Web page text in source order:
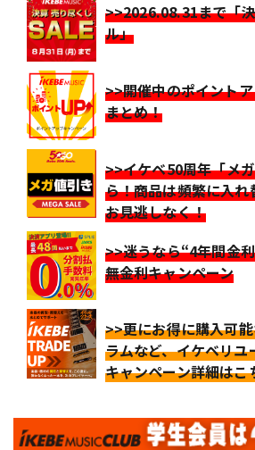
>>2026.08.31まで「
ル」
>>開催中のポイント
まとめ！
>>イケベ50周年「メ
ら！商品は頻繁に入
お見逃しなく！
>>迷うなら“4年間金
無金利キャンペーン
>>更にお得に購入可
ラムなど、イケベリ
キャンペーン詳細はこ